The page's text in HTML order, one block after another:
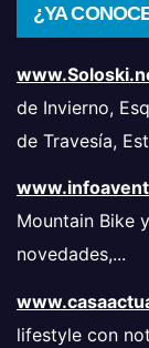
¿YA
de Invierno,
de Travesía,
Mountain Bike
novedades,...
lifestyle con